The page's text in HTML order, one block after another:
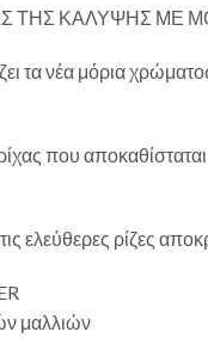
ΤΗΣ ΚΑΛΥΨΗΣ ΜΕ
τα νέα μόρια
που
ελεύθερες ρίζες
μαλλιών